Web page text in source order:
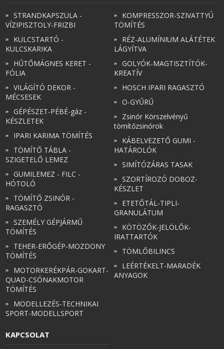
STRANDKAPSZULA -
VÍZIPISZTOLY-FRIZBI
KULCSTARTÓ -
KULCSKARIKA
HŰTŐMÁGNES KERET -
FÓLIA
VILÁGÍTÓ DEKOR -
MÉCSESEK
GÉPÉSZET-PÉBÉ-gáz -
KÉSZLETEK
IPARI KARIMA TÖMÍTÉS
TÖMÍTŐ TÁBLA -
SZIGETELŐ LEMEZ
GUMILEMEZ - FILC -
HÓTOLÓ
TÖMÍTŐ ZSINÓR -
RAGASZTÓ
SZEMÉLY GÉPJÁRMŰ
TÖMÍTÉS
TEHER-ERŐGÉP-MOZDONY
TÖMÍTÉS
MOTORKERÉKPÁR-GOKART-
QUAD-CSÓNAKMOTOR
TÖMÍTÉS
MODELLEZÉS-TECHNIKAI
SPORT-MODELLSPORT
KOMPRESSZOR-SZIVATTYÚ
TÖMÍTÉS
RÉZ-ALUMÍNIUM ALÁTÉTEK
LÁGYÍTVA
GOLYÓK-MAGTISZTÍTÓK-
KREATÍV
HOSCH IPARI RAGASZTÓ
O-GYŰRŰ
Zsinór Körszelvényű
tömítőzsinórok
KÁBELVEZETŐ GUMI -
HATÁROLÓK
SIMÍTÓZÁRAS TASAK
SZORTÍROZÓ DOBOZ-
KÉSZLET
ETETŐTÁL-TIPLI-
GRANULÁTUM
KÖTÖZŐK-JELÖLŐK-
IRATTARTÓK
TÖMLŐBILINCS
LEÉRTÉKELT-MARADÉK
ANYAGOK
KAPCSOLAT